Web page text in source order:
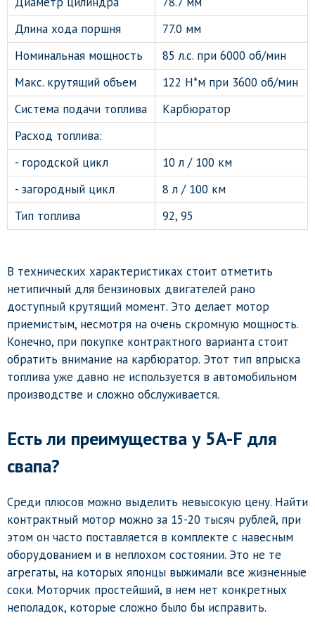
Длина хода поршня
77.0 мм
Номинальная мощность
85 л.с. при 6000 об/мин
Макс. крутящий объем
122 Н*м при 3600 об/мин
Система подачи топлива
Карбюратор
Расход топлива:
- городской цикл
10 л / 100 км
- загородный цикл
8 л / 100 км
Тип топлива
92, 95
В технических характеристиках стоит отметить
нетипичный для бензиновых двигателей рано
доступный крутящий момент. Это делает мотор
приемистым, несмотря на очень скромную мощность.
Конечно, при покупке контрактного варианта стоит
обратить внимание на карбюратор. Этот тип впрыска
топлива уже давно не используется в автомобильном
производстве и сложно обслуживается.
Есть ли преимущества у 5A-F для
свапа?
Среди плюсов можно выделить невысокую цену. Найти
контрактный мотор можно за 15-20 тысяч рублей, при
этом он часто поставляется в комплекте с навесным
оборудованием и в неплохом состоянии. Это не те
агрегаты, на которых японцы выжимали все жизненные
соки. Моторчик простейший, в нем нет конкретных
неполадок, которые сложно было бы исправить.